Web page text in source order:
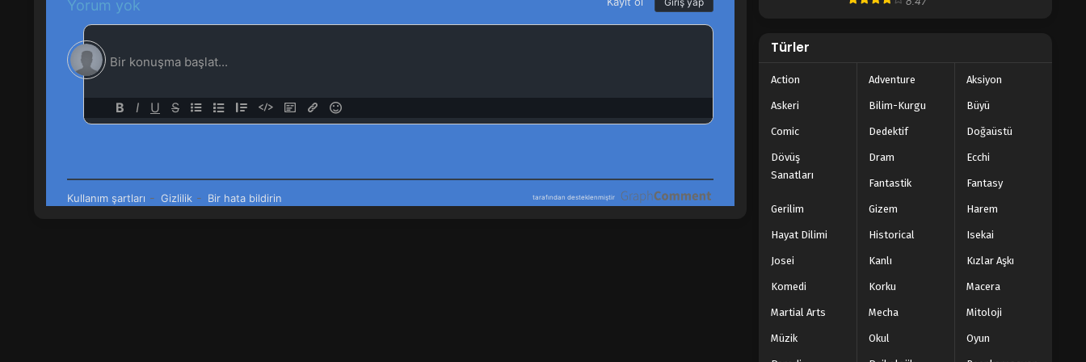
Tunshi Xingkong 111-115.Bölüm
Tunshi Xingkong 106-110.Bölüm
Türkçe Altyazılı
Blm 106-110 - Aralık 12, 2023
Türkçe Altyazılı
Blm 101-105 - Aralık 5, 2023
Tunshi Xingkong 96-100.Bölüm
Türkçe Altyazılı
Türler
Action Adventure Aksiyon
Askeri Bilim-Kurgu Büyü
Comic Dedektif Doğaüstü
Dövüş
Sanatları
Dram Ecchi
Fantastik Fantasy
Gerilim Gizem Harem
Hayat Dilimi Historical Isekai
Josei Kanlı Kızlar Aşkı
Komedi Korku Macera
Martial Arts Mecha Mitoloji
Müzik Okul Oyun